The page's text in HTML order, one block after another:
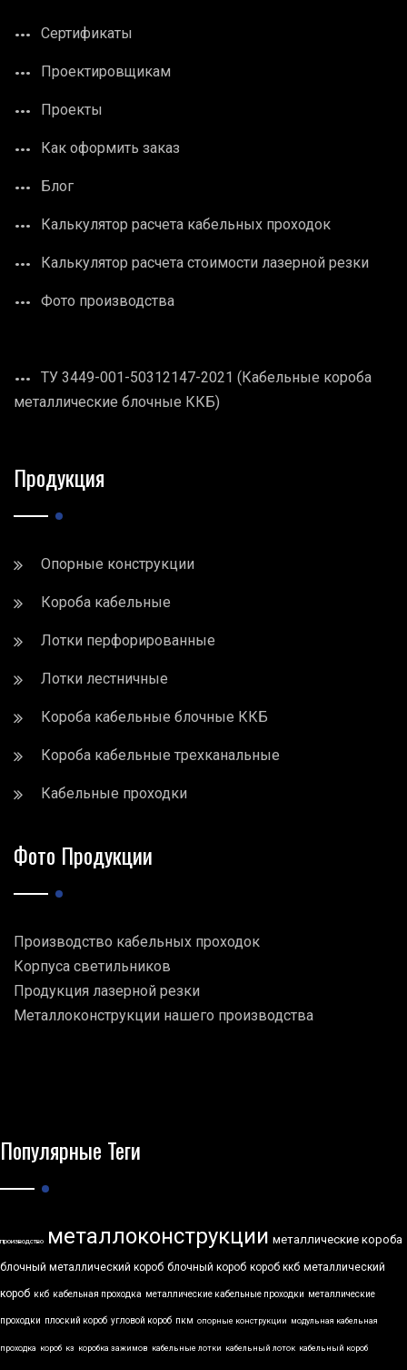
Сертификаты
Проектировщикам
Проекты
Как оформить заказ
Блог
Калькулятор расчета кабельных проходок
Калькулятор расчета стоимости лазерной резки
Фото производства
ТУ 3449-001-50312147-2021 (Кабельные короба
металлические блочные ККБ)
Продукция
Опорные конструкции
Короба кабельные
Лотки перфорированные
Лотки лестничные
Короба кабельные блочные ККБ
Короба кабельные трехканальные
Кабельные проходки
Фото Продукции
Производство кабельных проходок
Корпуса светильников
Продукция лазерной резки
Металлоконструкции нашего производства
Популярные Теги
производство металлоконструкции металлические короба
блочный металлический короб блочный короб короб ккб металлический
короб ккб кабельная проходка металлические кабельные проходки металлические
проходки плоский короб угловой короб пкм опорные конструкции модульная кабельная
проходка короб кз коробка зажимов кабельные лотки кабельный лоток кабельный короб